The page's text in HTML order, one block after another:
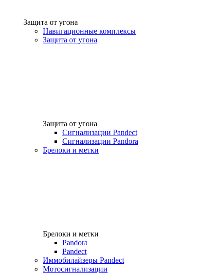
Защита от угона
Навигационные комплексы
Защита от угона
Защита от угона
Сигнализации Pandect
Сигнализации Pandora
Брелоки и метки
Брелоки и метки
Pandora
Pandect
Иммобилайзеры Pandect
Мотосигнализации